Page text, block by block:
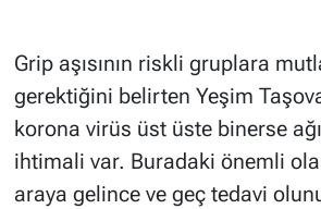
Grip aşısının riskli gruplara
gerektiğini belirten Yeşim
korona virüs üst üste binerse
ihtimali var. Buradaki önemli
araya gelince ve geç tedavi